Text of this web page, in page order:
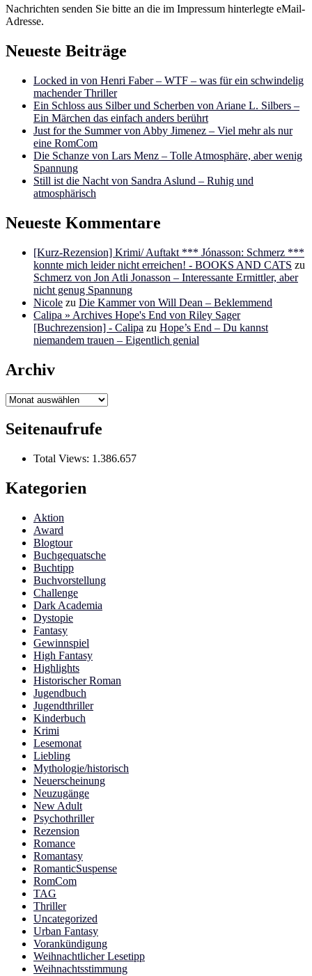
Nachrichten senden Sie bitte an die im Impressum hinterlegte eMail-
Adresse.
Neueste Beiträge
Locked in von Henri Faber – WTF – was für ein schwindelig
machender Thriller
Ein Schloss aus Silber und Scherben von Ariane L. Silbers –
Ein Märchen das einfach anders berührt
Just for the Summer von Abby Jimenez – Viel mehr als nur
eine RomCom
Die Schanze von Lars Menz – Tolle Atmosphäre, aber wenig
Spannung
Still ist die Nacht von Sandra Aslund – Ruhig und
atmosphärisch
Neueste Kommentare
[Kurz-Rezension] Krimi/ Auftakt *** Jónasson: Schmerz ***
konnte mich leider nicht erreichen! - BOOKS AND CATS zu
Schmerz von Jon Atli Jonasson – Interessante Ermittler, aber
nicht genug Spannung
Nicole zu Die Kammer von Will Dean – Beklemmend
Calipa » Archives Hope's End von Riley Sager
[Buchrezension] - Calipa zu Hope’s End – Du kannst
niemandem trauen – Eigentlich genial
Archiv
Archiv
Seitenaufrufe
Total Views: 1.386.657
Kategorien
Aktion
Award
Blogtour
Buchgequatsche
Buchtipp
Buchvorstellung
Challenge
Dark Academia
Dystopie
Fantasy
Gewinnspiel
High Fantasy
Highlights
Historischer Roman
Jugendbuch
Jugendthriller
Kinderbuch
Krimi
Lesemonat
Liebling
Mythologie/historisch
Neuerscheinung
Neuzugänge
New Adult
Psychothriller
Rezension
Romance
Romantasy
RomanticSuspense
RomCom
TAG
Thriller
Uncategorized
Urban Fantasy
Vorankündigung
Weihnachtlicher Lesetipp
Weihnachtsstimmung